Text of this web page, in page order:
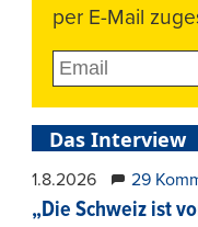
per E-Mail
Das Interview
1.8.2026 29
„Die Schweiz ist